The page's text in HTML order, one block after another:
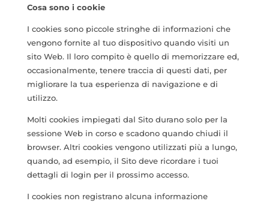
Cosa sono i cookie
I cookies sono piccole stringhe di informazioni che
vengono fornite al tuo dispositivo quando visiti un
sito Web. Il loro compito è quello di memorizzare ed,
occasionalmente, tenere traccia di questi dati, per
migliorare la tua esperienza di navigazione e di
utilizzo.
Molti cookies impiegati dal Sito durano solo per la
sessione Web in corso e scadono quando chiudi il
browser. Altri cookies vengono utilizzati più a lungo,
quando, ad esempio, il Sito deve ricordare i tuoi
dettagli di login per il prossimo accesso.
I cookies non registrano alcuna informazione